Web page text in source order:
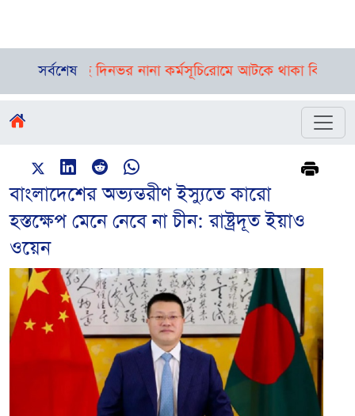
সর্বশেষ
রয়েছে দিনভর নানা কর্মসূচিরোমে আটকে থাকা বিমানের ফ্লাইট
বাংলাদেশের অভ্যন্তরীণ ইস্যুতে কারো
হস্তক্ষেপ মেনে নেবে না চীন: রাষ্ট্রদূত ইয়াও
ওয়েন